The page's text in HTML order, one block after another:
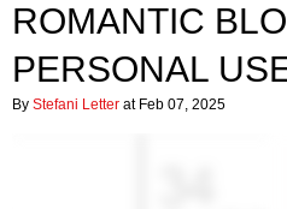
ROMANTIC
PERSONAL
By Stefani Letter at Feb 07, 2025